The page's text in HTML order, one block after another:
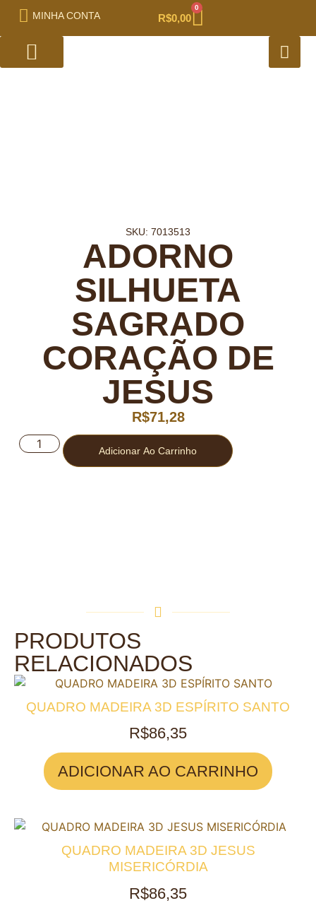
MINHA CONTA R$0,00
0
SKU: 7013513
ADORNO
SILHUETA
SAGRADO
CORAÇÃO DE
JESUS
R$71,28
Adicionar Ao Carrinho
PRODUTOS
RELACIONADOS
QUADRO MADEIRA 3D ESPÍRITO SANTO
R$86,35
ADICIONAR AO CARRINHO
QUADRO MADEIRA 3D JESUS
MISERICÓRDIA
R$86,35